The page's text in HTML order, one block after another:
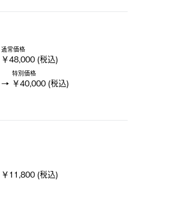
通常価格
￥48,000 (税込)
特別価格
￥40,000 (税込)
￥11,800 (税込)